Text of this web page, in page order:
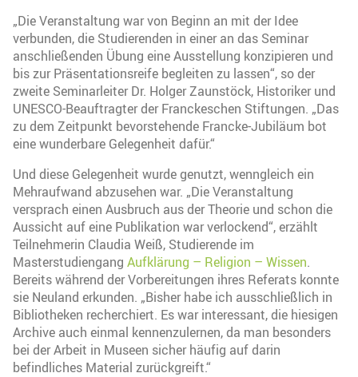
„Die Veranstaltung war von Beginn an mit der Idee
verbunden, die Studierenden in einer an das Seminar
anschließenden Übung eine Ausstellung konzipieren und
bis zur Präsentationsreife begleiten zu lassen“, so der
zweite Seminarleiter Dr. Holger Zaunstöck, Historiker und
UNESCO-Beauftragter der Franckeschen Stiftungen. „Das
zu dem Zeitpunkt bevorstehende Francke-Jubiläum bot
eine wunderbare Gelegenheit dafür.“
Und diese Gelegenheit wurde genutzt, wenngleich ein
Mehraufwand abzusehen war. „Die Veranstaltung
versprach einen Ausbruch aus der Theorie und schon die
Aussicht auf eine Publikation war verlockend“, erzählt
Teilnehmerin Claudia Weiß, Studierende im
Masterstudiengang Aufklärung – Religion – Wissen.
Bereits während der Vorbereitungen ihres Referats konnte
sie Neuland erkunden. „Bisher habe ich ausschließlich in
Bibliotheken recherchiert. Es war interessant, die hiesigen
Archive auch einmal kennenzulernen, da man besonders
bei der Arbeit in Museen sicher häufig auf darin
befindliches Material zurückgreift.“